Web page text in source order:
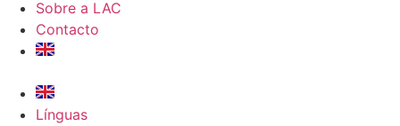
Sobre a LAC
Contacto
Línguas